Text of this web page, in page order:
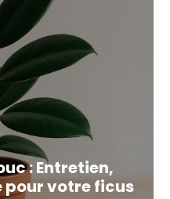
: Entretien,
votre ficus